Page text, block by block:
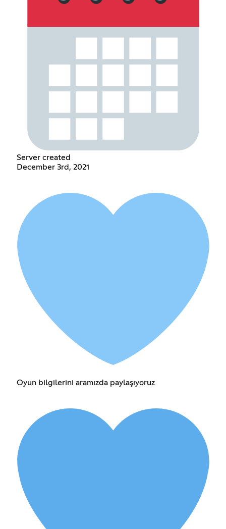
Server created
December 3rd, 2021
Oyun bilgilerini aramızda paylaşıyoruz